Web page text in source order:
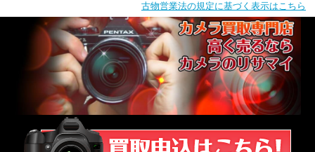
買取カテゴリ一覧
古物営業法の規定に基づく表示はこちら